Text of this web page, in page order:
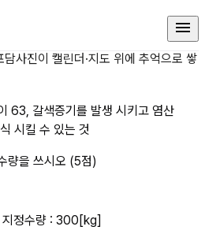
제6류
담사진이 캘린더·지도 위에 추억으로 쌓
63, 갈색증기를 발생 시키고 염산
시킬 수 있는 것
량을 쓰시오 (5점)
수량 : 300[kg]